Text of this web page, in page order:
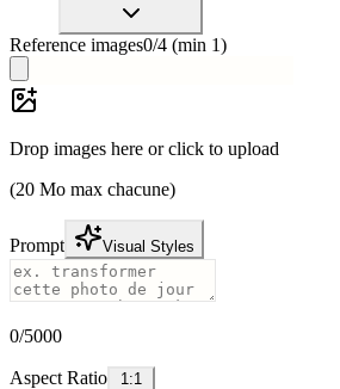
Reference images0/4 (min 1)
Drop images here or click to upload
(20 Mo max chacune)
Prompt Visual Styles
0/5000
Aspect Ratio 1:1